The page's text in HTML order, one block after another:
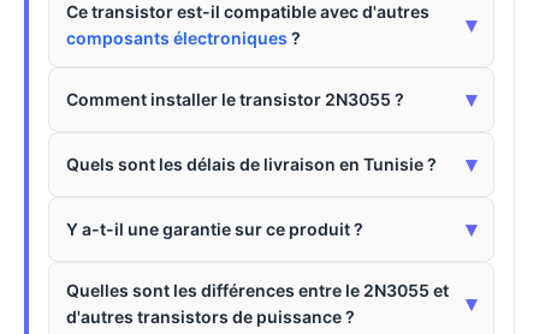
Ce transistor est-il compatible avec d'autres
composants électroniques ?
▾
Comment installer le transistor 2N3055 ? ▾
Quels sont les délais de livraison en Tunisie ? ▾
Y a-t-il une garantie sur ce produit ? ▾
Quelles sont les différences entre le 2N3055 et
d'autres transistors de puissance ?
▾